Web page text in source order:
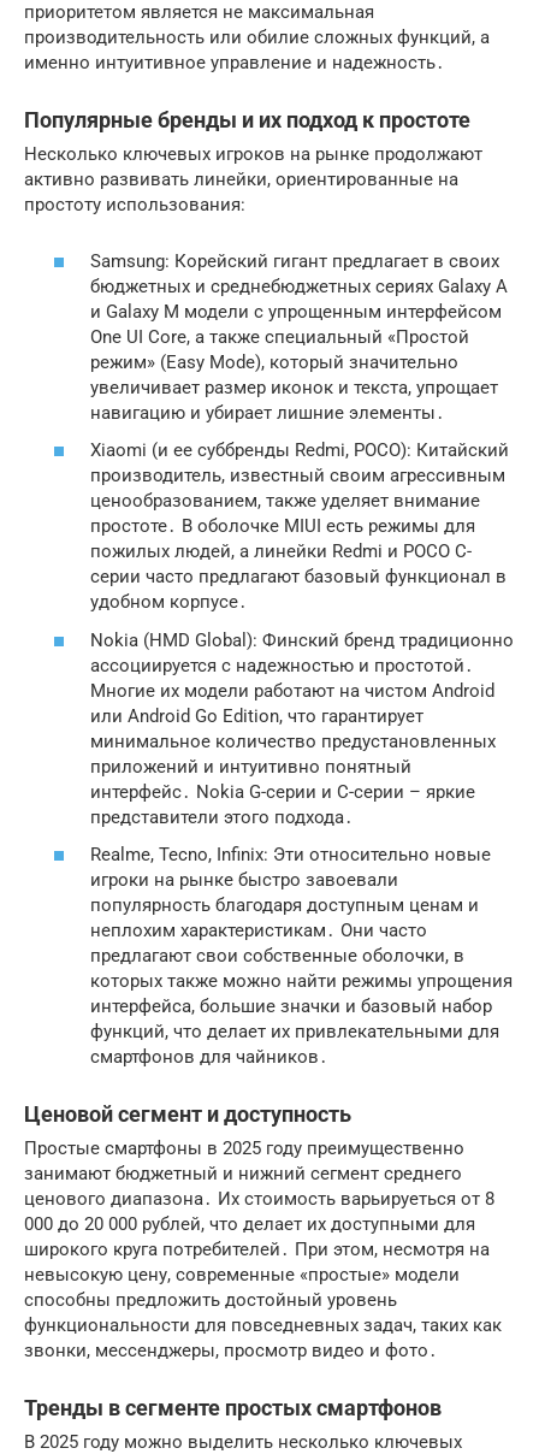
приоритетом является не максимальная
производительность или обилие сложных функций, а
именно интуитивное управление и надежность․
Популярные бренды и их подход к простоте
Несколько ключевых игроков на рынке продолжают
активно развивать линейки, ориентированные на
простоту использования:
Samsung: Корейский гигант предлагает в своих
бюджетных и среднебюджетных сериях Galaxy A
и Galaxy M модели с упрощенным интерфейсом
One UI Core, а также специальный «Простой
режим» (Easy Mode), который значительно
увеличивает размер иконок и текста, упрощает
навигацию и убирает лишние элементы․
Xiaomi (и ее суббренды Redmi, POCO): Китайский
производитель, известный своим агрессивным
ценообразованием, также уделяет внимание
простоте․ В оболочке MIUI есть режимы для
пожилых людей, а линейки Redmi и POCO C-
серии часто предлагают базовый функционал в
удобном корпусе․
Nokia (HMD Global): Финский бренд традиционно
ассоциируется с надежностью и простотой․
Многие их модели работают на чистом Android
или Android Go Edition, что гарантирует
минимальное количество предустановленных
приложений и интуитивно понятный
интерфейс․ Nokia G-серии и C-серии – яркие
представители этого подхода․
Realme, Tecno, Infinix: Эти относительно новые
игроки на рынке быстро завоевали
популярность благодаря доступным ценам и
неплохим характеристикам․ Они часто
предлагают свои собственные оболочки, в
которых также можно найти режимы упрощения
интерфейса, большие значки и базовый набор
функций, что делает их привлекательными для
смартфонов для чайников ․
Ценовой сегмент и доступность
Простые смартфоны в 2025 году преимущественно
занимают бюджетный и нижний сегмент среднего
ценового диапазона․ Их стоимость варьируеться от 8
000 до 20 000 рублей, что делает их доступными для
широкого круга потребителей․ При этом, несмотря на
невысокую цену, современные «простые» модели
способны предложить достойный уровень
функциональности для повседневных задач, таких как
звонки, мессенджеры, просмотр видео и фото․
Тренды в сегменте простых смартфонов
В 2025 году можно выделить несколько ключевых